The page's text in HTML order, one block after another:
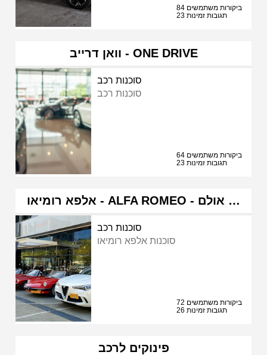
84 ביקורות משתמשים
23 תגובות זמינות
וואן דרייב - ONE DRIVE
סוכנות רכב
סוכנות רכב
64 ביקורות משתמשים
23 תגובות זמינות
אלפא רומיאו - ALFA ROMEO - אולם …
סוכנות רכב
סוכנות אלפא רומיאו
72 ביקורות משתמשים
26 תגובות זמינות
פינוקים לרכב